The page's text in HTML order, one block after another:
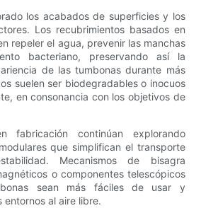
los acabados de superficies y los
Los recubrimientos basados ​​en
repeler el agua, prevenir las manchas
bacteriano, preservando así la
de las tumbonas durante más
suelen ser biodegradables o inocuos
en consonancia con los objetivos de
fabricación continúan explorando
que simplifican el transporte
Mecanismos de bisagra
o componentes telescópicos
sean más fáciles de usar y
al aire libre.